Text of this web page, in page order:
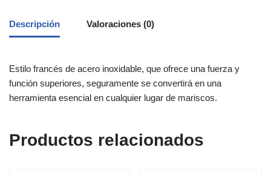
Descripción Valoraciones (0)
Estilo francés de acero inoxidable, que ofrece una fuerza y ​​
función superiores, seguramente se convertirá en una
herramienta esencial en cualquier lugar de mariscos.
Productos relacionados